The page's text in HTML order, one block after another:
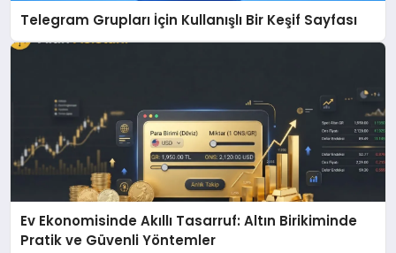
Telegram Grupları İçin Kullanışlı Bir Keşif Sayfası
Ev Ekonomisinde Akıllı Tasarruf: Altın Birikiminde
Pratik ve Güvenli Yöntemler